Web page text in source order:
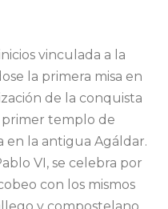
vinculada a la
la primera misa en
de la conquista
primer templo de
en la antigua Agáldar.
VI, se celebra por
con los mismos